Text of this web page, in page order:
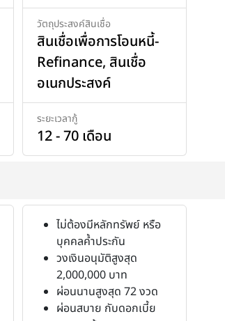
วัตถุประสงค์สินเชื่อ
สินเชื่อเพื่อการโอนหนี้-
Refinance, สินเชื่อ
อเนกประสงค์
ระยะเวลากู้
12 - 70 เดือน
ไม่ต้องมีหลักทรัพย์ หรือ
บุคคลค้ำประกัน
วงเงินอนุมัติสูงสุด
2,000,000 บาท
ผ่อนนานสูงสุด 72 งวด
ผ่อนสบาย กับดอกเบี้ย